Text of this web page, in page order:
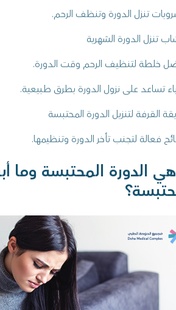
تنزل الدورة وتنظف الرحم.
تنزل الدورة الشهرية
خلطة لتنظيف الرحم وقت الدورة.
تساعد على نزول الدورة بطرق طبيعية.
القرفة لتنزيل الدورة المحتبسة
فعالة لتجنب تأخر الدورة وتنظيمها.
الدورة المحتبسة وما